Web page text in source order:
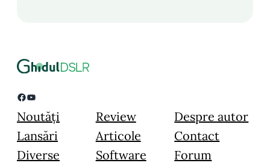
Facebook YouTube
Noutăți
Lansări
Diverse
Review
Articole
Software
Despre autor
Contact
Forum